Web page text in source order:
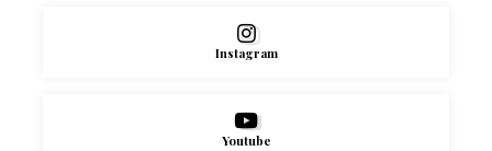
Instagram
Youtube